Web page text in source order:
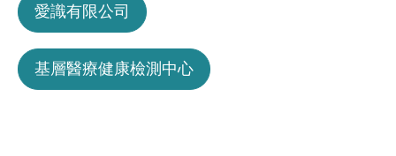
愛識有限公司
基層醫療健康檢測中心